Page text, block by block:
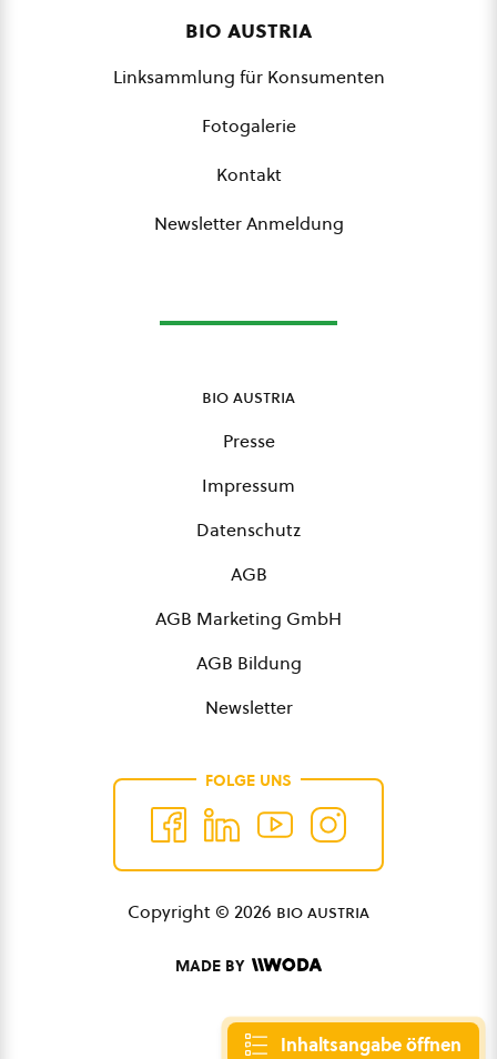
Inhaltsangabe öffnen
bio austria
Linksammlung für Konsumenten
Fotogalerie
Kontakt
Newsletter Anmeldung
bio austria
Presse
Impressum
Datenschutz
AGB
AGB Marketing GmbH
AGB Bildung
Newsletter
FOLGE UNS
Copyright © 2026 bio austria
MADE BY